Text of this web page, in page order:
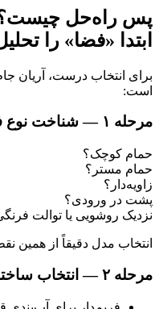
پس راه‌حل چیست؟
ابتدا «فضا» را
برای انتخاب درست،
است:
مرحله ۱ — شناخت نوع فضا
حمام کوچک؟
حمام مستر؟
زاویه‌دار؟
پشت در ورودی؟
نزدیک روشویی یا توالت
انتخاب مدل دقیقاً از همین
مرحله ۲ — انتخاب ساختار فریم‌دار یا فریم‌لس